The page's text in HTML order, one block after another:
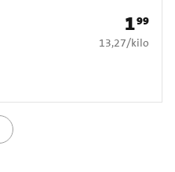
Prijs: €
199
€ 13,27 per kilo
13,27/kilo